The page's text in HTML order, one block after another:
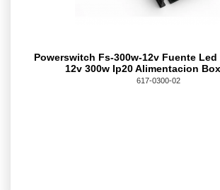
Powerswitch Fs-300w-12v Fuente Led
12v 300w Ip20 Alimentacion
617-0300-02